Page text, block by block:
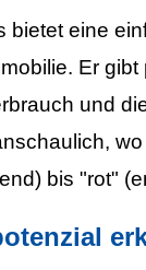
bietet eine
Er
und
bis "rot"